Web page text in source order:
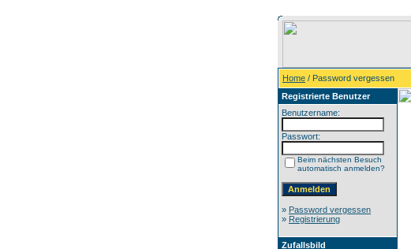
Home / Password vergessen
Registrierte Benutzer
Benutzername:
Passwort:
Beim nächsten Besuch
automatisch anmelden?
» Password vergessen
» Registrierung
Zufallsbild